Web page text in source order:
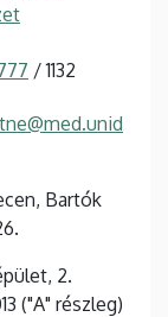
/ 1132
Bartók
2.
("A" részleg)